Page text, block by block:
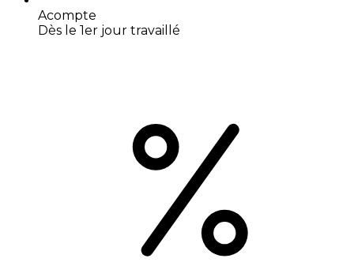
Acompte
Dès le 1er jour travaillé